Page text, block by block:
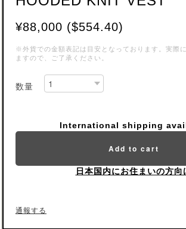
¥88,000 ($554.40)
※外貨での金額表記は目安となっております。実際
ますので、ご了承ください。
数量
International shipping
Add to cart
日本国内にお住まいの方向
通報する